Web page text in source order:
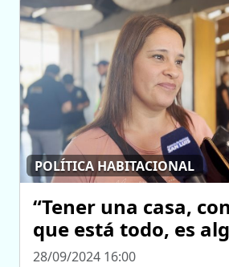
POLÍTICA HABITACIONAL
“Tener una casa,
que está todo, es
28/09/2024 16:00